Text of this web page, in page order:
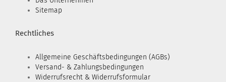
Sitemap
Rechtliches
Allgemeine Geschäftsbedingungen (AGBs)
Versand- & Zahlungsbedingungen
Widerrufsrecht & Widerrufsformular